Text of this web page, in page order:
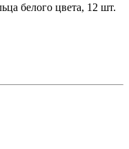
белого цвета, 12 шт.